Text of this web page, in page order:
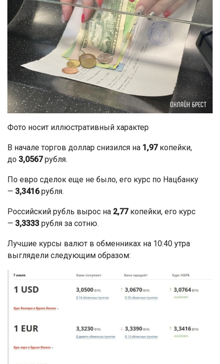
Фото носит иллюстративный характер
В начале торгов доллар снизился на 1,97 копейки,
до 3,0567рубля.
По евро сделок еще не было, его курс по Нацбанку
— 3,3416рубля.
Российский рубль вырос на 2,77 копейки, его курс
— 3,3333 рубля за сотню.
Лучшие курсы валют в обменниках на 10:40 утра
выглядели следующим образом: